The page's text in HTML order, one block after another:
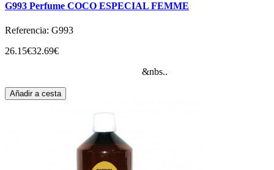
G993 Perfume COCO ESPECIAL FEMME
Referencia: G993
26.15€32.69€
&nbs..
Añadir a cesta